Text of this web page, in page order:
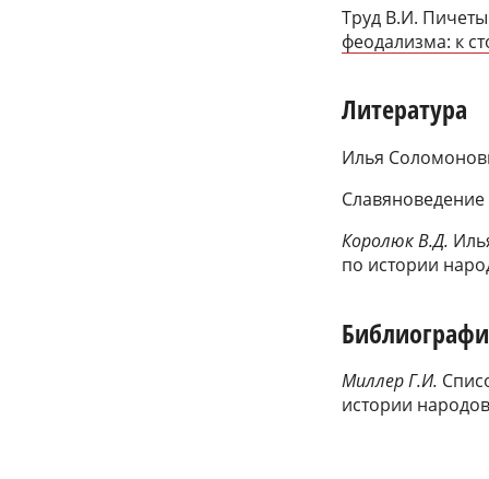
Труд В.И. Пичеты
феодализма: к
Литература
Илья
Королюк В.Д.
по истории
Миллер Г.И.
истории